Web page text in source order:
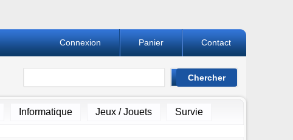
Contact
Panier
Connexion
Informatique Jeux / Jouets
Survie